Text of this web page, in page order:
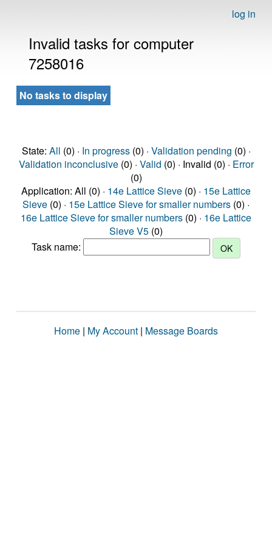
log in
Invalid tasks for computer
7258016
No tasks to display
State: All (0) · In progress(0) · Validation pending (0) ·
Validation inconclusive(0) · Valid (0) · Invalid (0) · Error
(0)
Application: All (0) · 14e Lattice Sieve (0) · 15e Lattice
Sieve (0) · 15e Lattice Sieve for smaller numbers (0) ·
16e Lattice Sieve for smaller numbers (0) · 16e Lattice
Sieve V5 (0)
Task name:
Home | My Account | Message Boards